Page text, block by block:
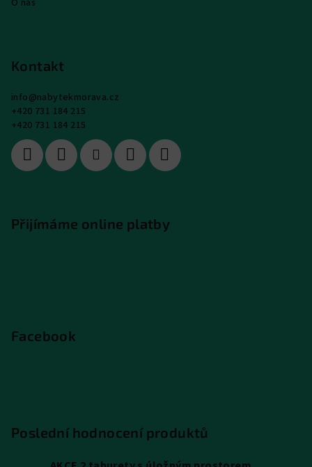
Kontakt
info@nabytekmorava.cz
+420 731 184 215
+420 731 184 215
Přijímáme online platby
Facebook
Poslední hodnocení produktů